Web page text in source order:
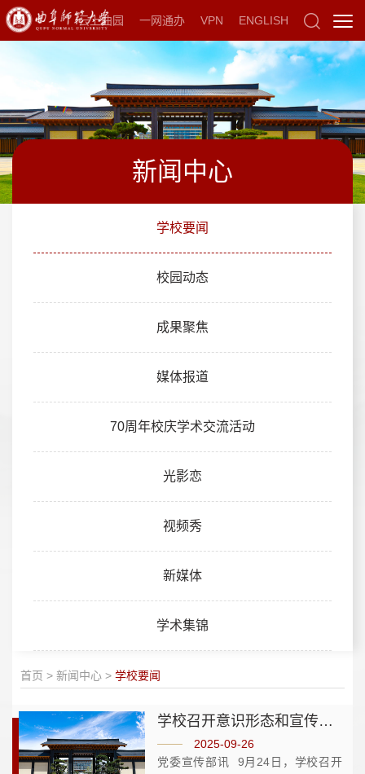
云上曲园 一网通办 VPN ENGLISH
新闻中心
学校要闻
校园动态
成果聚焦
媒体报道
70周年校庆学术交流活动
光影恋
视频秀
新媒体
学术集锦
首页 > 新闻中心 > 学校要闻
学校召开意识形态和宣传思想工作领导小组会议并举行网络舆情实战演练
2025-09-26
党委宣传部讯 9月24日，学校召开